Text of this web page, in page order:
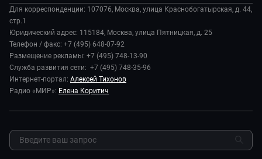
Происшествия
В содружестве
В мире
Наука и технологии
Здоровье и медицина
Спорт
Шоу-бизнес
Стиль жизни
Дела судебные
Диктор делает
Игра в кино
Игра в кино. Мультфильмы
Исторический детектив
Миллион за 5 минут
Мировое соглашение
История
Руководство
Новости компании
Пресса о нас
Карьера
Реклама
Закупки и тендеры
Обратная связь
Для корреспонденции: 107076, Москва, улица Краснобогатырская, д. 44,
стр.1
Юридический адрес: 115184, Москва, улица Пятницкая, д. 25
Телефон / факс: +7 (495) 648-07-92
Размещение рекламы: +7 (495) 748-13-90
Служба развития сети: +7 (495) 748-35-96
Интернет-портал: Алексей Тихонов
Радио «МИР»: Елена Коритич